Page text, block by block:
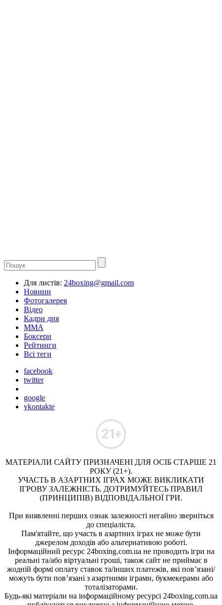
Для листів: 24boxing@gmail.com
Новини
Фотогалерея
Відео
Кадри дня
ММА
Боксери
Рейтинги
Всі теги
facebook
twitter
google
vkontakte
МАТЕРІАЛИ САЙТУ ПРИЗНАЧЕНІ ДЛЯ ОСІБ СТАРШЕ 21
РОКУ (21+).
УЧАСТЬ В АЗАРТНИХ ІГРАХ МОЖЕ ВИКЛИКАТИ
ІГРОВУ ЗАЛЕЖНІСТЬ. ДОТРИМУЙТЕСЬ ПРАВИЛ
(ПРИНЦИПІВ) ВІДПОВІДАЛЬНОЇ ГРИ.
При виявленні перших ознак залежності негайно зверніться
до спеціаліста.
Пам'ятайте, що участь в азартних іграх не може бути
джерелом доходів або альтернативою роботі.
Інформаційний ресурс 24boxing.com.ua не проводить ігри на
реальні та/або віртуальні гроші, також сайт не приймає в
жодній формі оплату ставок та/інших платежів, які пов’язані/
можуть бути пов’язані з азартними іграми, букмекерами або
тоталізаторами.
Будь-які матеріали на інформаційному ресурсі 24boxing.com.ua